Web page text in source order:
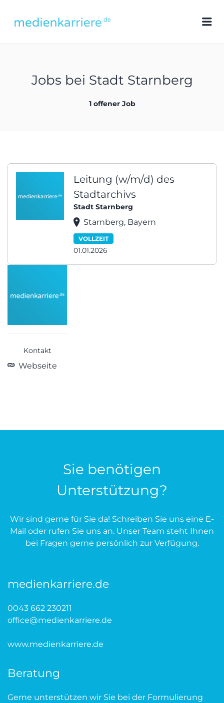
medienkarriere.de
Jobs bei Stadt Starnberg
1 offener Job
Leitung (w/m/d) des
Stadtarchivs
Stadt Starnberg
Starnberg, Bayern
VOLLZEIT
01.01.2026
Kontakt
Webseite
Sie benötigen
Unterstützung?
Wir sind gerne für Sie da! Schreiben Sie uns eine E-
Mail oder rufen Sie uns an. Unser Team steht Ihnen
bei Fragen gerne persönlich zur Verfügung.
medienkarriere.de
0043 662 230211
office@medienkarriere.de
www.medienkarriere.de
Beratung
Gerne unterstützen wir Sie bei der Formulierung